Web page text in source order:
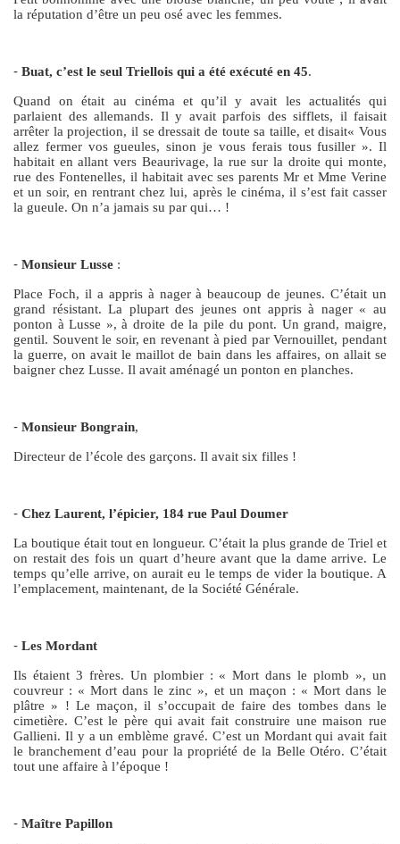
la réputation d’être un peu osé avec les femmes.
- Buat, c’est le seul Triellois qui a été exécuté en 45.
Quand on était au cinéma et qu’il y avait les actualités qui
parlaient des allemands. Il y avait parfois des sifflets, il faisait
arrêter la projection, il se dressait de toute sa taille, et disait« Vous
allez fermer vos gueules, sinon je vous ferais tous fusiller ». Il
habitait en allant vers Beaurivage, la rue sur la droite qui monte,
rue des Fontenelles, il habitait avec ses parents Mr et Mme Verine
et un soir, en rentrant chez lui, après le cinéma, il s’est fait casser
la gueule. On n’a jamais su par qui… !
- Monsieur Lusse :
Place Foch, il a appris à nager à beaucoup de jeunes. C’était un
grand résistant. La plupart des jeunes ont appris à nager « au
ponton à Lusse », à droite de la pile du pont. Un grand, maigre,
gentil. Souvent le soir, en revenant à pied par Vernouillet, pendant
la guerre, on avait le maillot de bain dans les affaires, on allait se
baigner chez Lusse. Il avait aménagé un ponton en planches.
- Monsieur Bongrain,
Directeur de l’école des garçons. Il avait six filles !
- Chez Laurent, l’épicier, 184 rue Paul Doumer
La boutique était tout en longueur. C’était la plus grande de Triel et
on restait des fois un quart d’heure avant que la dame arrive. Le
temps qu’elle arrive, on aurait eu le temps de vider la boutique. A
l’emplacement, maintenant, de la Société Générale.
- Les Mordant
Ils étaient 3 frères. Un plombier : « Mort dans le plomb », un
couvreur : « Mort dans le zinc », et un maçon : « Mort dans le
plâtre » ! Le maçon, il s’occupait de faire des tombes dans le
cimetière. C’est le père qui avait fait construire une maison rue
Gallieni. Il y a un emblème gravé. C’est un Mordant qui avait fait
le branchement d’eau pour la propriété de la Belle Otéro. C’était
tout une affaire à l’époque !
- Maître Papillon